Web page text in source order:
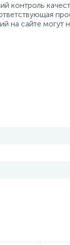
контроль
на сайте могут